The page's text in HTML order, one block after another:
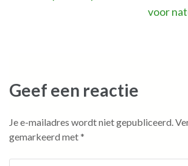
voor
Geef een reactie
Je e-mailadres wordt niet gepubliceerd.
gemarkeerd met*